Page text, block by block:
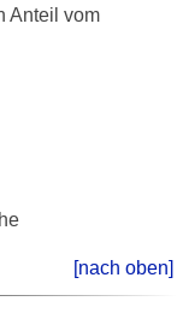
Anteil vom
[nach oben]